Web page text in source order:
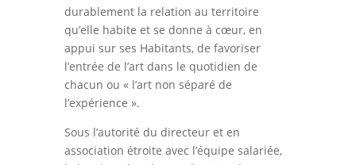
durablement la relation au territoire
qu’elle habite et se donne à cœur, en
appui sur ses Habitants, de favoriser
l’entrée de l’art dans le quotidien de
chacun ou « l’art non séparé de
l’expérience ».
Sous l’autorité du directeur et en
association étroite avec l’équipe salariée,